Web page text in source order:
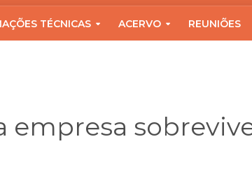
TÉCNICAS ACERVO REUNIÕES
empresa